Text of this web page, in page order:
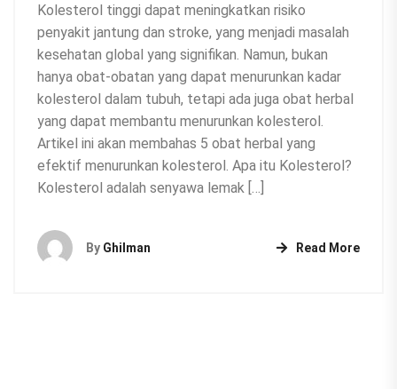
Kolesterol tinggi dapat meningkatkan risiko
penyakit jantung dan stroke, yang menjadi masalah
kesehatan global yang signifikan. Namun, bukan
hanya obat-obatan yang dapat menurunkan kadar
kolesterol dalam tubuh, tetapi ada juga obat herbal
yang dapat membantu menurunkan kolesterol.
Artikel ini akan membahas 5 obat herbal yang
efektif menurunkan kolesterol. Apa itu Kolesterol?
Kolesterol adalah senyawa lemak […]
By Ghilman Read More